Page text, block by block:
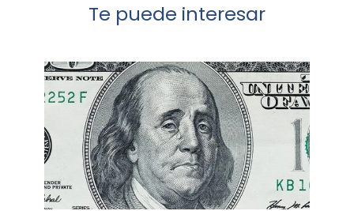
Te puede interesar